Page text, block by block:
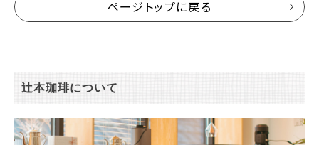
ページトップに戻る
辻本珈琲について